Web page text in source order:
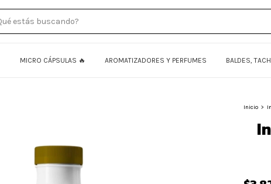
MICRO CÁPSULAS 🔥 AROMATIZADORES Y PERFUMES BALDES,
Inicio >